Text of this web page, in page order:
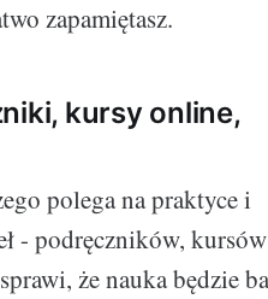
zapamiętasz.
kursy online,
polega na praktyce i
- podręczników,
że nauka będzie